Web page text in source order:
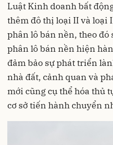
Luật Kinh doanh bất
thêm đô thị loại II và loại
phân lô bán nền, theo
phân lô bán nền hiện
đảm bảo sự phát triển
nhà đất, cảnh quan và
mới cũng cụ thể hóa thủ
cơ sở tiến hành chuyển